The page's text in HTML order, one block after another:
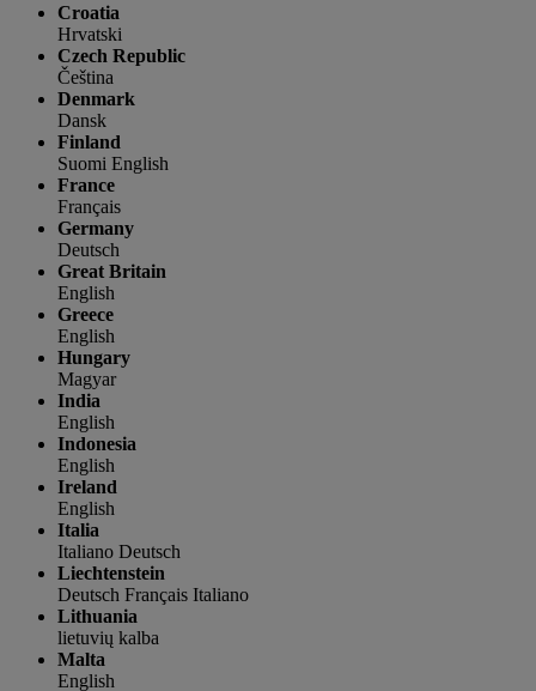
Croatia
Hrvatski
Czech Republic
Čeština
Denmark
Dansk
Finland
Suomi English
France
Français
Germany
Deutsch
Great Britain
English
Greece
English
Hungary
Magyar
India
English
Indonesia
English
Ireland
English
Italia
Italiano Deutsch
Liechtenstein
Deutsch Français Italiano
Lithuania
lietuvių kalba
Malta
English